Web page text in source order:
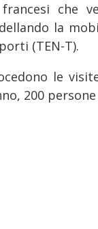
che
la
(TEN-T).
le
200